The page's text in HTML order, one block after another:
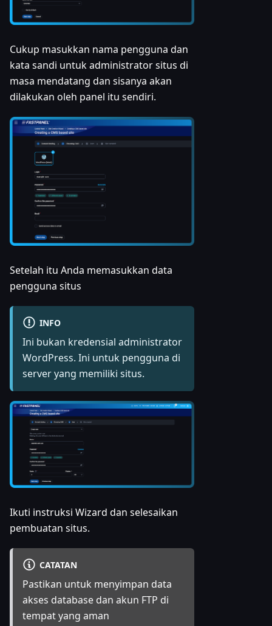
Cukup masukkan nama pengguna dan
kata sandi untuk administrator situs di
masa mendatang dan sisanya akan
dilakukan oleh panel itu sendiri.
Setelah itu Anda memasukkan data
pengguna situs
INFO
Ini bukan kredensial administrator
WordPress. Ini untuk pengguna di
server yang memiliki situs.
Ikuti instruksi Wizard dan selesaikan
pembuatan situs.
CATATAN
Pastikan untuk menyimpan data
akses database dan akun FTP di
tempat yang aman